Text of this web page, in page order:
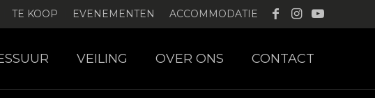
TE KOOP EVENEMENTEN ACCOMMODATIE
VEILING OVER ONS CONTACT